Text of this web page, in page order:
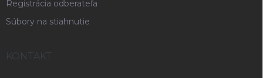
Registrácia odberateľa
Súbory na stiahnutie
KONTAKT